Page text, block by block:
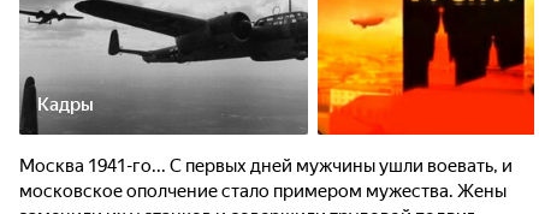
Кадры
Москва 1941-го... С первых дней мужчины ушли воевать, и
московское ополчение стало примером мужества. Жены